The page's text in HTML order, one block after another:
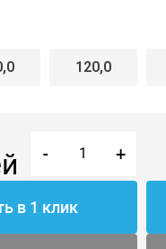
120,0
- +
в 1 клик